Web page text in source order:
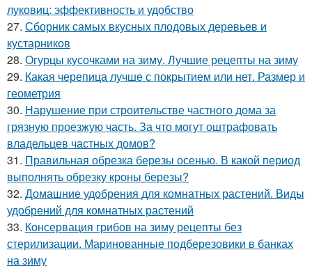
луковиц: эффективность и удобство
27. Сборник самых вкусных плодовых деревьев и
кустарников
28. Огурцы кусочками на зиму. Лучшие рецепты на зиму
29. Какая черепица лучше с покрытием или нет. Размер и
геометрия
30. Нарушение при строительстве частного дома за
грязную проезжую часть. За что могут оштрафовать
владельцев частных домов?
31. Правильная обрезка березы осенью. В какой период
выполнять обрезку кроны березы?
32. Домашние удобрения для комнатных растений. Виды
удобрений для комнатных растений
33. Консервация грибов на зиму рецепты без
стерилизации. Маринованные подберезовики в банках
на зиму